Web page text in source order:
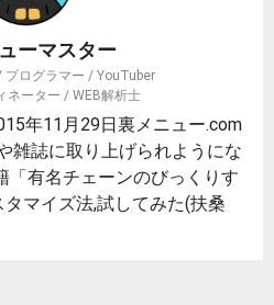
ーマスター
プログラマー / YouTuber
ネーター / WEB解析士
年11月29日裏メニュー.com
雑誌に取り上げられようにな
「有名チェーンのびっくりす
マイズ法,試してみた(扶桑